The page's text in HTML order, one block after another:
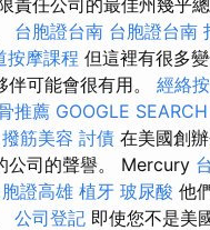
台胞證台南 台胞證台南
按摩課程 但這裡有很多
可能會很有用。 經絡
推薦 GOOGLE
撥筋美容 討債 在美國創
公司的聲譽。 Mercury
證高雄 植牙 玻尿酸 他
公司登記 即使您不是美